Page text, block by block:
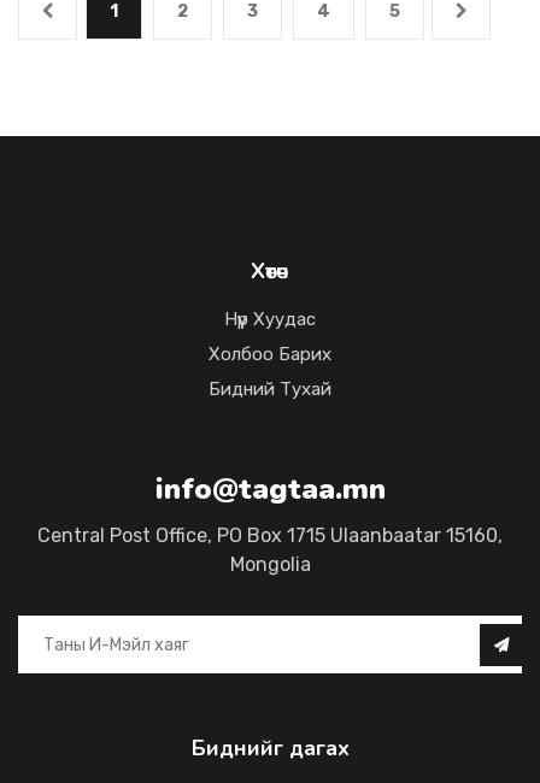
1 2 3 4 5
Хөтөч
Нүүр Хуудас
Холбоо Барих
Бидний Тухай
info@tagtaa.mn
Central Post Office, PO Box 1715 Ulaanbaatar 15160,
Mongolia
Биднийг дагах